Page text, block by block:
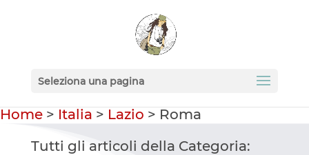
Seleziona una pagina
Home > Italia > Lazio > Roma
Tutti gli articoli della Categoria: